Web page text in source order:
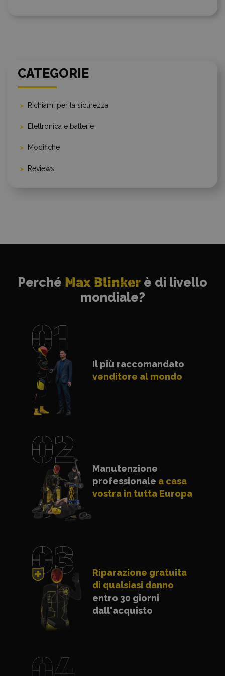
CATEGORIE
Richiami per la sicurezza
Elettronica e batterie
Modifiche
Reviews
Perché Max Blinker è di livello
mondiale?
Il più raccomandato
venditore al mondo
Manutenzione
professionale a casa
vostra in tutta Europa
Riparazione gratuita
di qualsiasi danno
entro 30 giorni
dall'acquisto